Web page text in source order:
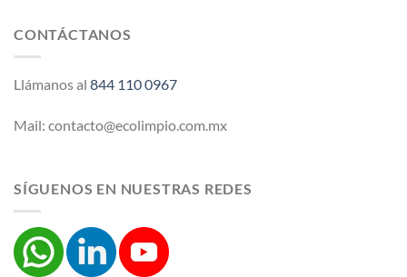
CONTÁCTANOS
Llámanos al 844 110 0967
Mail: contacto@ecolimpio.com.mx
SÍGUENOS EN NUESTRAS REDES